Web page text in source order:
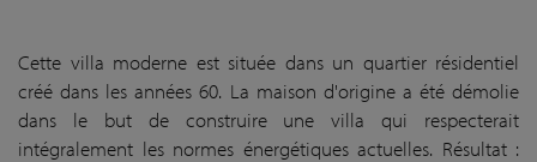
Cette villa moderne est située dans un quartier résidentiel
créé dans les années 60. La maison d'origine a été démolie
dans le but de construire une villa qui respecterait
intégralement les normes énergétiques actuelles. Résultat :